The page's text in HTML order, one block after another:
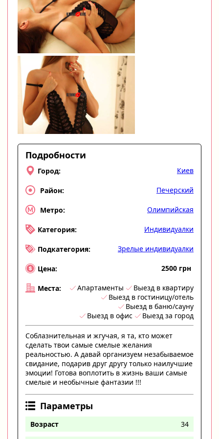
Подробности
Город: Киев
Район: Печерский
Метро: Олимпийская
Категория: Индивидуалки
Подкатегория: Зрелые индивидуалки
Цена: 2500 грн
Места: Апартаменты
Выезд в квартиру
Выезд в гостиницу/отель
Выезд в баню/сауну
Выезд в офис
Выезд за город
Соблазнительная и жгучая, я та, кто может
сделать твои самые смелые желания
реальностью. А давай организуем незабываемое
свидание, подарив друг другу только наилучшие
эмоции! Готова воплотить в жизнь ваши самые
смелые и необычные фантазии !!!
Параметры
Возраст 34